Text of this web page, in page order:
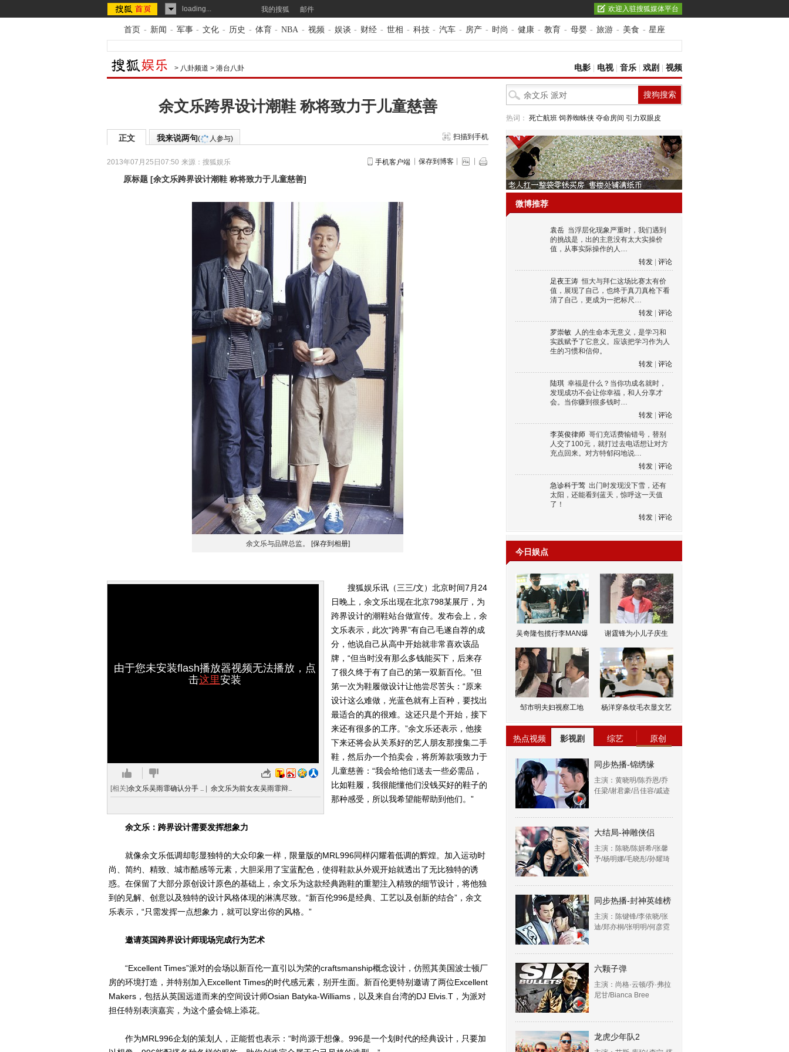
loading... 我的搜狐 邮件 欢迎入驻搜狐媒体平台
首页 - 新闻 - 军事 - 文化 - 历史 - 体育 - NBA - 视频 - 娱谈 - 财经 - 世相 - 科技 - 汽车 - 房产 - 时尚 - 健康 - 教育 - 母婴 - 旅游 - 美食 - 星座
> 八卦频道 > 港台八卦 电影 电视| 音乐 戏剧 视频
余文乐跨界设计潮鞋 称将致力于儿童慈善
正文 我来说两句( 人参与) 扫描到手机
2013年07月25日07:50 来源： 搜狐娱乐 手机客户端 保存到博客
原标题 [余文乐跨界设计潮鞋 称将致力于儿童慈善]
余文乐与品牌总监。 [保存到相册]
由于您未安装flash播放器视频无法播放，点
击这里安装
[相关]余文乐吴雨霏确认分手 .. 余文乐为前女友吴雨霏辩..
搜狐娱乐讯（三三/文）北京时间7月24
日晚上，余文乐出现在北京798某展厅，为
跨界设计的潮鞋站台做宣传。发布会上，余
文乐表示，此次“跨界”有自己毛遂自荐的成
分，他说自己从高中开始就非常喜欢该品
牌，“但当时没有那么多钱能买下，后来存
了很久终于有了自己的第一双新百伦。”但
第一次为鞋履做设计让他尝尽苦头：“原来
设计这么难做，光蓝色就有上百种，要找出
最适合的真的很难。这还只是个开始，接下
来还有很多的工序。”余文乐还表示，他接
下来还将会从关系好的艺人朋友那搜集二手
鞋，然后办一个拍卖会，将所筹款项致力于
儿童慈善：“我会给他们送去一些必需品，
比如鞋履，我很能懂他们没钱买好的鞋子的
那种感受，所以我希望能帮助到他们。”
余文乐：跨界设计需要发挥想象力
就像余文乐低调却彰显独特的大众印象一样，限量版的MRL996同样闪耀着低调的辉煌。加入运动时
尚、简约、精致、城市酷感等元素，大胆采用了宝蓝配色，使得鞋款从外观开始就透出了无比独特的诱
惑。在保留了大部分原创设计原色的基础上，余文乐为这款经典跑鞋的重塑注入精致的细节设计，将他独
到的见解、创意以及独特的设计风格体现的淋漓尽致。“新百伦996是经典、工艺以及创新的结合”，余文
乐表示，“只需发挥一点想象力，就可以穿出你的风格。”
邀请英国跨界设计师现场完成行为艺术
“Excellent Times”派对的会场以新百伦一直引以为荣的craftsmanship概念设计，仿照其美国波士顿厂
房的环境打造，并特别加入Excellent Times的时代感元素，别开生面。新百伦更特别邀请了两位Excellent
Makers，包括从英国远道而来的空间设计师Osian Batyka-Williams，以及来自台湾的DJ Elvis.T，为派对
担任特别表演嘉宾，为这个盛会锦上添花。
作为MRL996企划的策划人，正能哲也表示：“时尚源于想像。996是一个划时代的经典设计，只要加
热词： 死亡航班 饲养蜘蛛侠 夺命房间 引力双眼皮
微博推荐
袁岳 当浮层化现象严重时，我们遇到
的挑战是，出的主意没有太大实操价
值，从事实际操作的人…
转发
评论
足夜王涛 恒大与拜仁这场比赛太有价
值，展现了自己，也终于真刀真枪下看
清了自己，更成为一把标尺…
转发
评论
罗崇敏 人的生命本无意义，是学习和
实践赋予了它意义。应该把学习作为人
生的习惯和信仰。
转发
评论
陆琪 幸福是什么？当你功成名就时，
发现成功不会让你幸福，和人分享才
会。当你赚到很多钱时…
转发
评论
李英俊律师 哥们充话费输错号，替别
人交了100元，就打过去电话想让对方
充点回来。对方特郁闷地说…
转发
评论
急诊科于莺 出门时发现没下雪，还有
太阳，还能看到蓝天，惊呼这一天值
了！
转发
评论
今日娱点
吴奇隆包揽行李MAN爆 谢霆锋为小儿子庆生
邹市明夫妇视察工地 杨洋穿条纹毛衣显文艺
热点视频 影视剧 综艺 原创
同步热播-锦绣缘
主演：黄晓明/陈乔恩/乔
任梁/谢君豪/吕佳容/戚迹
大结局-神雕侠侣
主演：陈晓/陈妍希/张馨
予/杨明娜/毛晓彤/孙耀琦
同步热播-封神英雄榜
主演：陈键锋/李依晓/张
迪/郑亦桐/张明明/何彦霓
六颗子弹
主演：尚格·云顿/乔·弗拉
尼甘/Bianca Bree
龙虎少年队2